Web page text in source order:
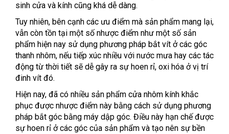
sinh cửa và kính cũng khá dễ dàng.
Tuy nhiên, bên cạnh các ưu điểm mà sản phẩm mang lại,
vẫn còn tồn tại một số nhược điểm như một số sản
phẩm hiện nay sử dụng phương pháp bắt vít ở các góc
thanh nhôm, nếu tiếp xúc nhiều với nước mưa hay các tác
động từ thời tiết sẽ dễ gây ra sự hoen rỉ, oxi hóa ở vị trí
đinh vít đó.
Hiện nay, đã có nhiều sản phẩm cửa nhôm kính khắc
phục được nhược điểm này bằng cách sử dụng phương
pháp bắt góc bằng máy dập góc. Điều này hạn chế được
sự hoen rỉ ở các góc của sản phẩm và tạo nên sự bền